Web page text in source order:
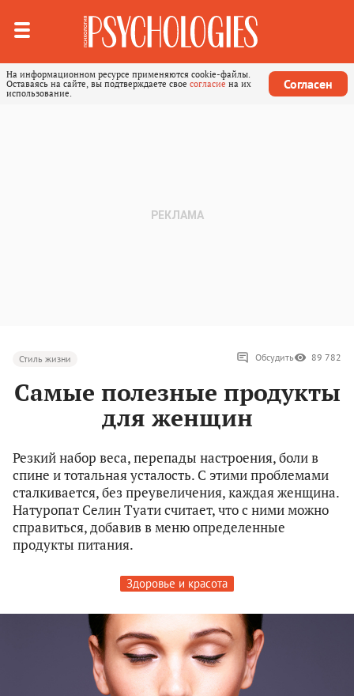
На информационном ресурсе применяются cookie-файлы.
Оставаясь на сайте, вы подтверждаете свое согласие на их
использование.
Согласен
Стиль жизни Обсудить 89 782
Самые полезные продукты
для женщин
Резкий набор веса, перепады настроения, боли в
спине и тотальная усталость. С этими проблемами
сталкивается, без преувеличения, каждая женщина.
Натуропат Селин Туати считает, что с ними можно
справиться, добавив в меню определенные
продукты питания.
Здоровье и красота